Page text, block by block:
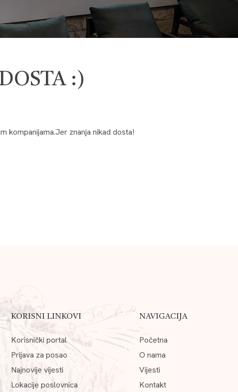
:)
kompanijama.Jer znanja nikad dosta!
KORISNI LINKOVI
Korisnički portal
Prijava za posao
Najnovije vijesti
Lokacije poslovnica
NAVIGACIJA
Početna
O nama
Vijesti
Kontakt